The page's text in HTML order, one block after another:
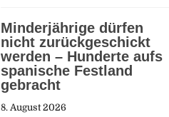
Minderjährige dürfen
nicht zurückgeschickt
werden – Hunderte aufs
spanische Festland
gebracht
8. August 2026